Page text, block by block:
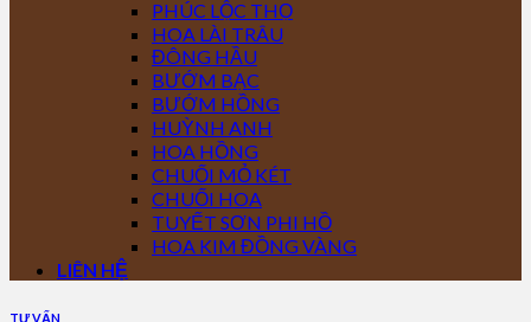
PHÚC LỘC THỌ
HOA LÀI TRÂU
ĐÔNG HẦU
BƯỚM BẠC
BƯỚM HỒNG
HUỲNH ANH
HOA HỒNG
CHUỐI MỎ KÉT
CHUỐI HOA
TUYẾT SƠN PHI HỒ
HOA KIM ĐỒNG VÀNG
LIÊN HỆ
TƯ VẤN